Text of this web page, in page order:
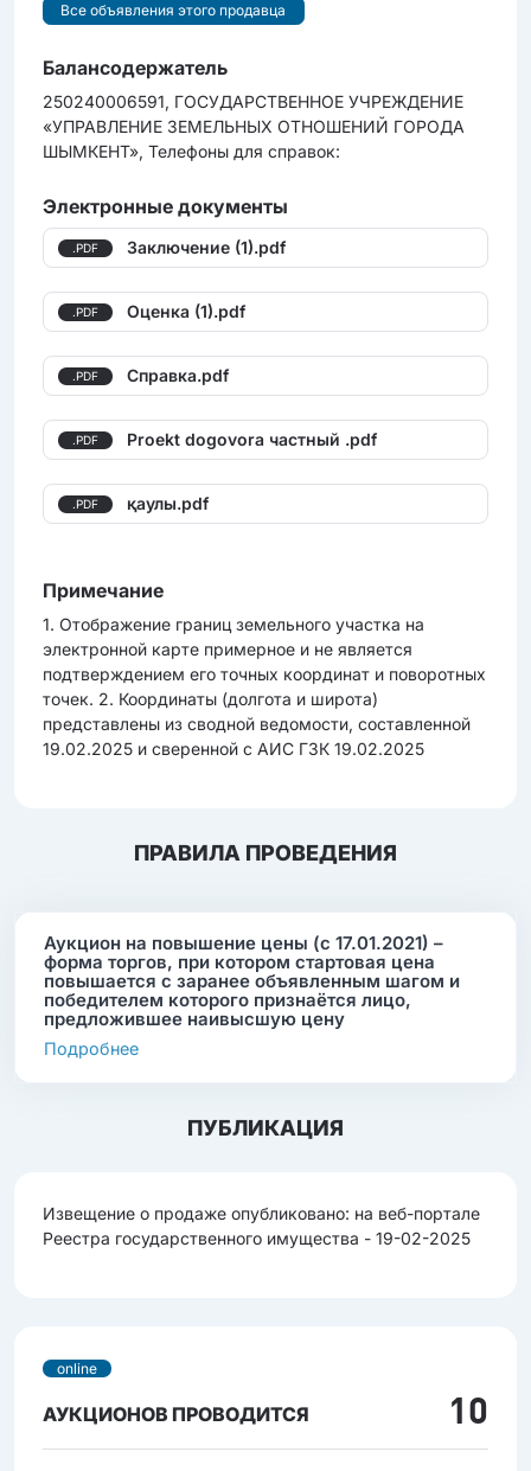
Все объявления этого продавца
Балансодержатель
250240006591, ГОСУДАРСТВЕННОЕ УЧРЕЖДЕНИЕ
«УПРАВЛЕНИЕ ЗЕМЕЛЬНЫХ ОТНОШЕНИЙ ГОРОДА
ШЫМКЕНТ», Телефоны для справок:
Электронные документы
.PDF Заключение (1).pdf
.PDF Оценка (1).pdf
.PDF Справка.pdf
.PDF Proekt dogovora частный .pdf
.PDF қаулы.pdf
Примечание
1. Отображение границ земельного участка на
электронной карте примерное и не является
подтверждением его точных координат и поворотных
точек. 2. Координаты (долгота и широта)
представлены из сводной ведомости, составленной
19.02.2025 и сверенной с АИС ГЗК 19.02.2025
ПРАВИЛА ПРОВЕДЕНИЯ
Аукцион на повышение цены (с 17.01.2021) –
форма торгов, при котором стартовая цена
повышается с заранее объявленным шагом и
победителем которого признаётся лицо,
предложившее наивысшую цену
Подробнее
ПУБЛИКАЦИЯ
Извещение о продаже опубликовано: на веб-портале
Реестра государственного имущества - 19-02-2025
online
АУКЦИОНОВ ПРОВОДИТСЯ 10